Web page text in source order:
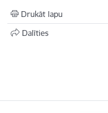
Drukāt lapu
Dalīties